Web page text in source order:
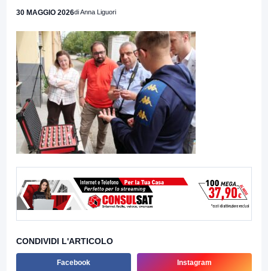
30 MAGGIO 2026di Anna Liguori
CONDIVIDI L'ARTICOLO
Facebook Instagram